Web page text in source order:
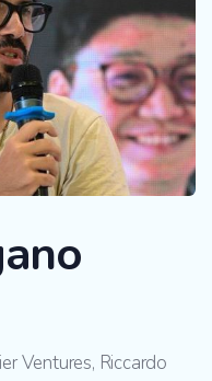
Ventures, Riccardo